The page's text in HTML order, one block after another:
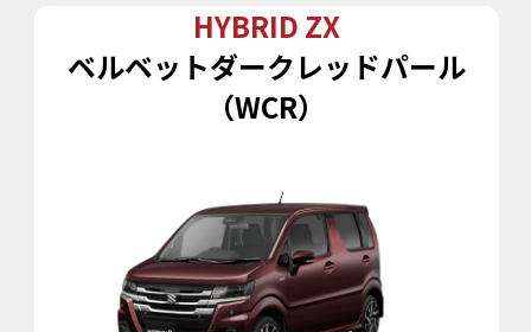
HYBRID ZX
ベルベットダークレッドパール
（WCR）